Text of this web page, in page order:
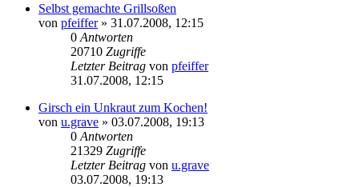
Selbst gemachte Grillsoßen
von pfeiffer» 31.07.2008, 12:15
0 Antworten
20710 Zugriffe
Letzter Beitrag von pfeiffer
31.07.2008, 12:15
Girsch ein Unkraut zum Kochen!
von u.grave » 03.07.2008, 19:13
0 Antworten
21329 Zugriffe
Letzter Beitrag von u.grave
03.07.2008, 19:13